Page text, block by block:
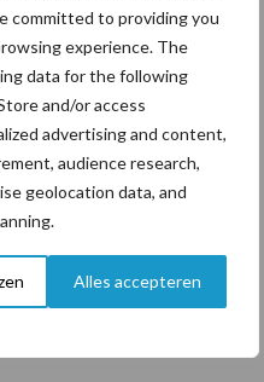
committed to providing you
experience. The
data for the following
and/or access
advertising and content,
audience research,
geolocation data, and
Alles accepteren
een vaak
risicofactor
ziet volume en
groeien in
Nederlandse